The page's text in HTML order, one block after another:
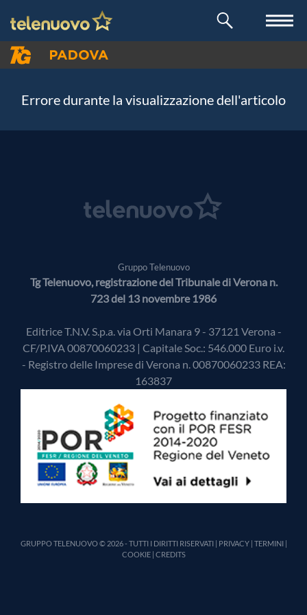
Errore durante la visualizzazione dell'articolo
Gruppo Telenuovo
Tg Telenuovo, registrazione del Tribunale di Verona n.
723 del 13 novembre 1986
Editrice T.N.V. S.p.a. via Orti Manara 9 - 37121 Verona -
CF/P.IVA 00870060233 | Capitale Soc.: 546.000 Euro i.v.
- Registro delle Imprese di Verona n. 00870060233 REA:
163837
GRUPPO TELENUOVO © 2026 - TUTTI I DIRITTI RISERVATI | PRIVACY| TERMINI|
COOKIE| CREDITS